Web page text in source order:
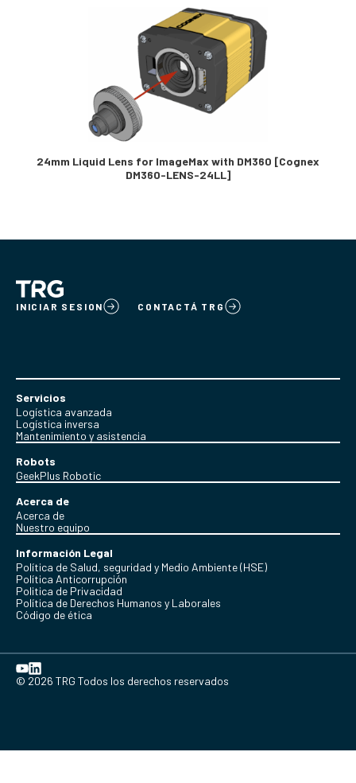
24mm Liquid Lens for ImageMax with DM360 [Cognex
DM360-LENS-24LL]
INICIAR SESION CONTACTÁ TRG
Servicios
Logística avanzada
Logística inversa
Mantenimiento y asistencia
Robots
GeekPlus Robotic
Acerca de
Acerca de
Nuestro equipo
Información Legal
Política de Salud, seguridad y Medio Ambiente (HSE)
Política Anticorrupción
Politica de Privacidad
Política de Derechos Humanos y Laborales
Código de ética
© 2026 TRG Todos los derechos reservados